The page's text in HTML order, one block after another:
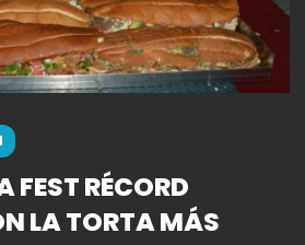
FEST RÉCORD
LA TORTA MÁS